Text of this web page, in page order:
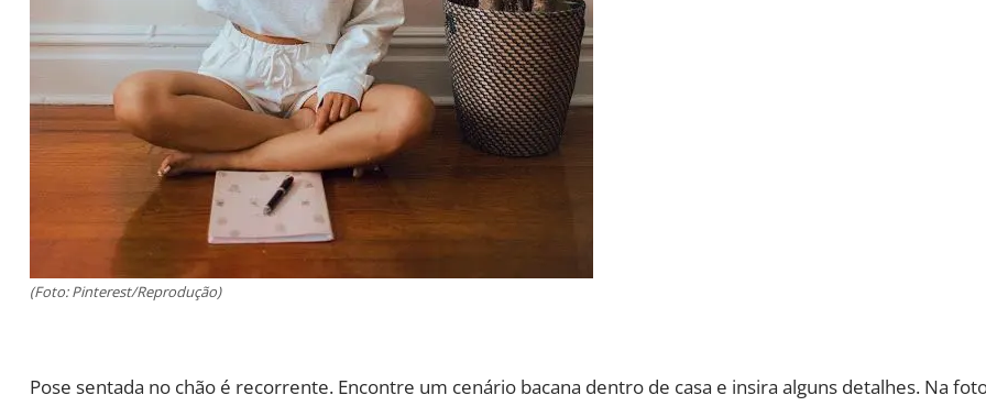
(Foto: Pinterest/Reprodução)
Pose sentada no chão é recorrente. Encontre um cenário bacana dentro de casa e insira alguns detalhes. Na